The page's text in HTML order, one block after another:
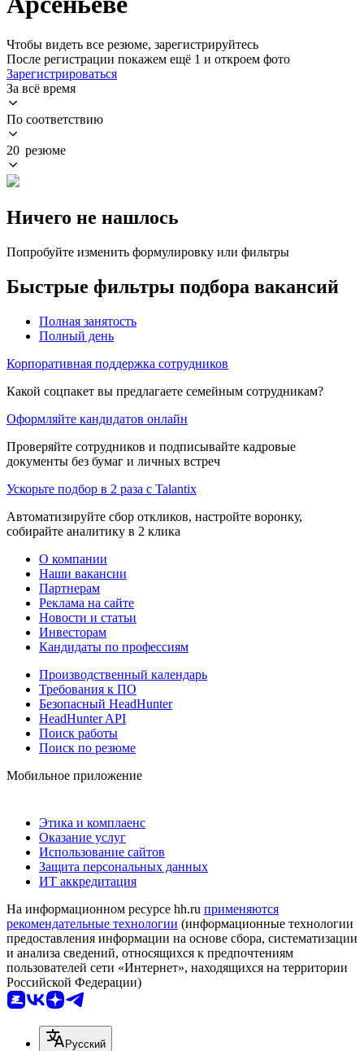
Чтобы видеть все резюме, зарегистрируйтесь
После регистрации покажем ещё 1 и откроем фото
Зарегистрироваться
За всё время
По соответствию
20 резюме
Ничего не нашлось
Попробуйте изменить формулировку или фильтры
Быстрые фильтры подбора вакансий
Полная занятость
Полный день
Корпоративная поддержка сотрудников
Какой соцпакет вы предлагаете семейным сотрудникам?
Оформляйте кандидатов онлайн
Проверяйте сотрудников и подписывайте кадровые
документы без бумаг и личных встреч
Ускорьте подбор в 2 раза с Talantix
Автоматизируйте сбор откликов, настройте воронку,
собирайте аналитику в 2 клика
О компании
Наши вакансии
Партнерам
Реклама на сайте
Новости и статьи
Инвесторам
Кандидаты по профессиям
Производственный календарь
Требования к ПО
Безопасный HeadHunter
HeadHunter API
Поиск работы
Поиск по резюме
Мобильное приложение
Этика и комплаенс
Оказание услуг
Использование сайтов
Защита персональных данных
ИТ аккредитация
На информационном ресурсе hh.ru применяются
рекомендательные технологии (информационные технологии
предоставления информации на основе сбора, систематизации
и анализа сведений, относящихся к предпочтениям
пользователей сети «Интернет», находящихся на территории
Российской Федерации)
Русский